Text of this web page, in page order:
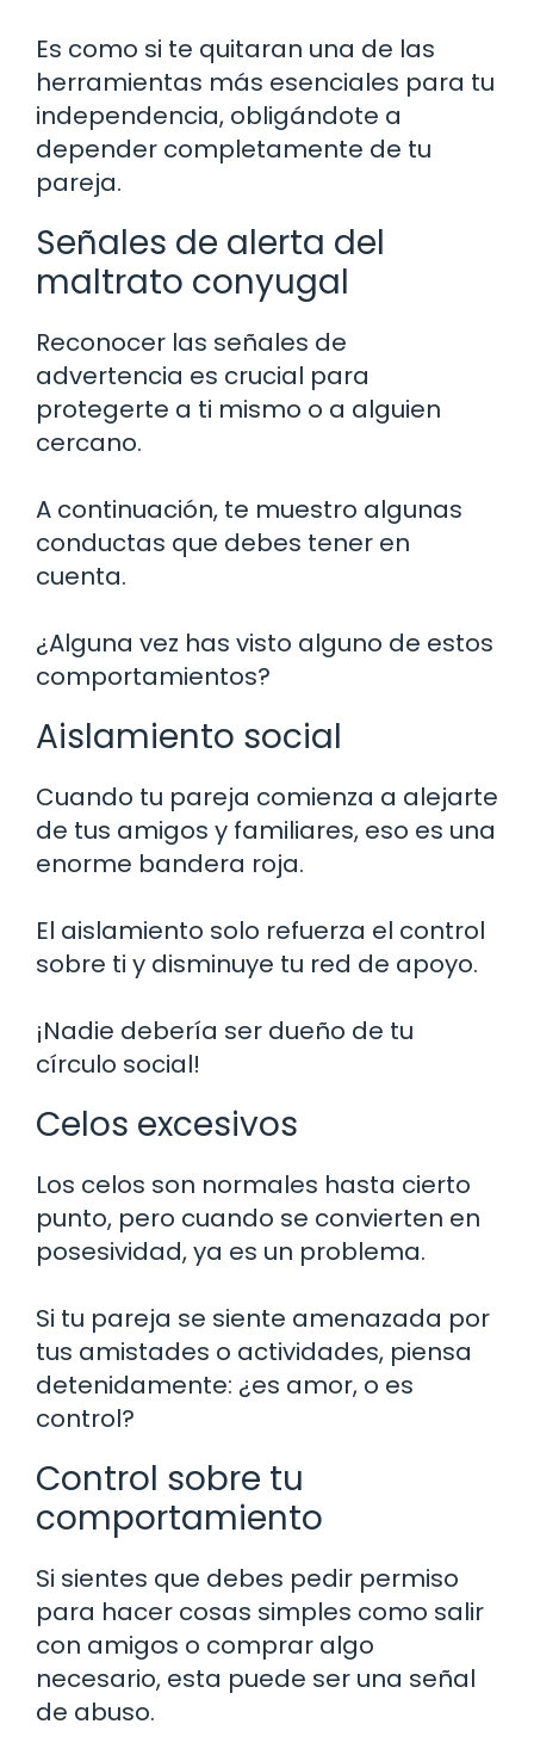
Es como si te quitaran una de las
herramientas más esenciales para tu
independencia, obligándote a
depender completamente de tu
pareja.
Señales de alerta del
maltrato conyugal
Reconocer las señales de
advertencia es crucial para
protegerte a ti mismo o a alguien
cercano.
A continuación, te muestro algunas
conductas que debes tener en
cuenta.
¿Alguna vez has visto alguno de estos
comportamientos?
Aislamiento social
Cuando tu pareja comienza a alejarte
de tus amigos y familiares, eso es una
enorme bandera roja.
El aislamiento solo refuerza el control
sobre ti y disminuye tu red de apoyo.
¡Nadie debería ser dueño de tu
círculo social!
Celos excesivos
Los celos son normales hasta cierto
punto, pero cuando se convierten en
posesividad, ya es un problema.
Si tu pareja se siente amenazada por
tus amistades o actividades, piensa
detenidamente: ¿es amor, o es
control?
Control sobre tu
comportamiento
Si sientes que debes pedir permiso
para hacer cosas simples como salir
con amigos o comprar algo
necesario, esta puede ser una señal
de abuso.